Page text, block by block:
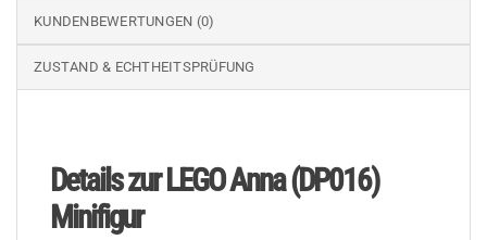
KUNDENBEWERTUNGEN (0)
ZUSTAND & ECHTHEITSPRÜFUNG
Details zur LEGO Anna (DP016)
Minifigur